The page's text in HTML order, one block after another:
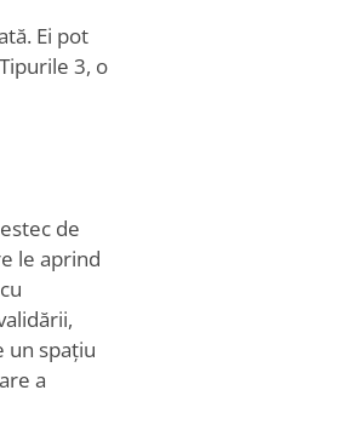
Ei pot
3, o
de
le aprind
un spațiu
a